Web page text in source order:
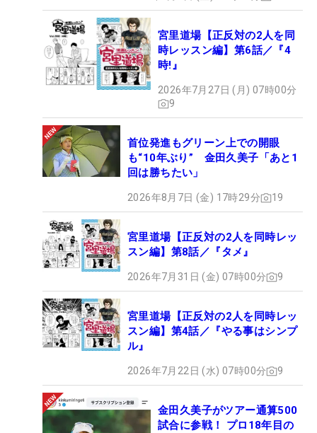
宮里道場【正反対の2人を同
時レッスン編】第6話／『4
時!』
2026年7月27日 (月) 07時00分
9
首位発進もグリーン上での開眼
も“10年ぶり” 金田久美子「あと1
回は勝ちたい」
2026年8月7日 (金) 17時29分 19
宮里道場【正反対の2人を同時レッ
スン編】第8話／『タメ』
2026年7月31日 (金) 07時00分 9
宮里道場【正反対の2人を同時レッ
スン編】第4話／『やる事はシンプ
ル』
2026年7月22日 (水) 07時00分 9
金田久美子がツアー通算500
試合に参戦！ プロ18年目の